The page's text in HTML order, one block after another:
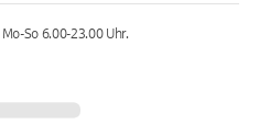
Mo-So 6.00-23.00Uhr.